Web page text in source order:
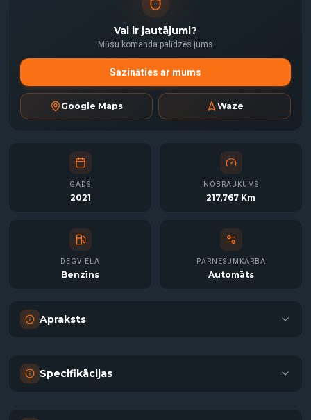
Vai ir jautājumi?
Mūsu komanda palīdzēs jums
Sazināties ar mums
Google Maps Waze
GADS
2021
NOBRAUKUMS
217,767 Km
DEGVIELA
Benzīns
PĀRNESUMKĀRBA
Automāts
Apraksts
Specifikācijas